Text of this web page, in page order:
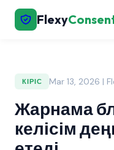
Flexy
КІРІС Mar 13, 2026 |
Жарнама
келісім